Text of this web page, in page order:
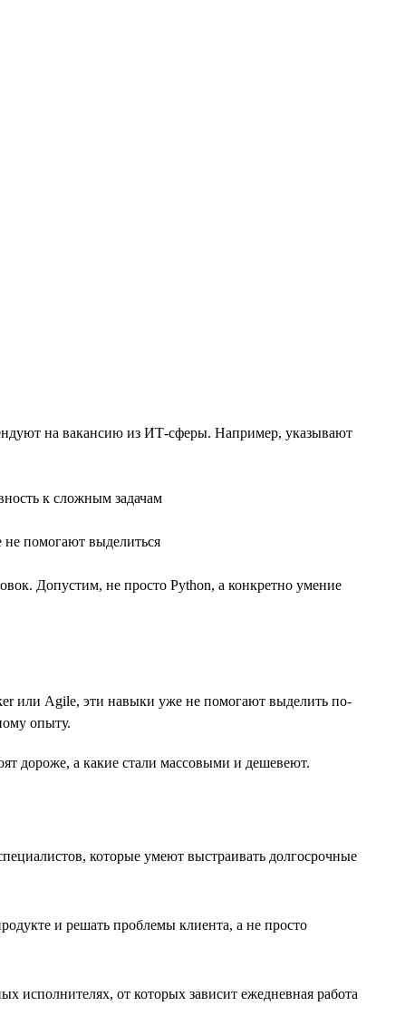
на вакансию из ИТ-сферы. Например, указывают
к сложным задачам
не помогают выделиться
Допустим, не просто Python, а конкретно умение
или Agile, эти навыки уже не помогают выделить по-
опыту.
дороже, а какие стали массовыми и дешевеют.
которые умеют выстраивать долгосрочные
и решать проблемы клиента, а не просто
исполнителях, от которых зависит ежедневная работа